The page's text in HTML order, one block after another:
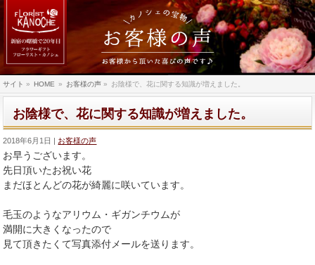
サイト » HOME » お客様の声 » お陰様で、花に関する知識が増えました。
お陰様で、花に関する知識が増えました。
2018年6月1日 お客様の声
お早うございます。
先日頂いたお祝い花
まだほとんどの花が綺麗に咲いています。
毛玉のようなアリウム・ギガンチウムが
満開に大きくなったので
見て頂きたくて写真添付メールを送ります。